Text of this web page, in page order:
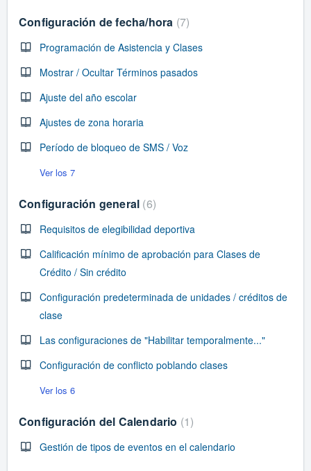
Configuración de fecha/hora 7
Programación de Asistencia y Clases
Mostrar / Ocultar Términos pasados
Ajuste del año escolar
Ajustes de zona horaria
Período de bloqueo de SMS / Voz
Ver los 7
Configuración general 6
Requisitos de elegibilidad deportiva
Calificación mínimo de aprobación para Clases de
Crédito / Sin crédito
Configuración predeterminada de unidades / créditos de
clase
Las configuraciones de "Habilitar temporalmente..."
Configuración de conflicto poblando clases
Ver los 6
Configuración del Calendario 1
Gestión de tipos de eventos en el calendario